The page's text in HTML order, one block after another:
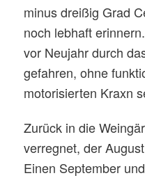
minus dreißig Grad
noch lebhaft
vor Neujahr durch
gefahren, ohne
motorisierten Kraxn
Zurück in die
verregnet, der
Einen September